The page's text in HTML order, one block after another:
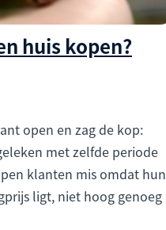
huis kopen?
open en zag de kop:
met zelfde periode
klanten mis omdat hun
ligt, niet hoog genoeg